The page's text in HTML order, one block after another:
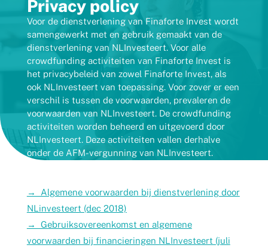
Privacy policy
Voor de dienstverlening van Finaforte Invest wordt
samengewerkt met en gebruik gemaakt van de
dienstverlening van NLInvesteert. Voor alle
crowdfunding activiteiten van Finaforte Invest is
het privacybeleid van zowel Finaforte Invest, als
ook NLInvesteert van toepassing. Voor zover er een
verschil is tussen de voorwaarden, prevaleren de
voorwaarden van NLInvesteert. De crowdfunding
activiteiten worden beheerd en uitgevoerd door
NLInvesteert. Deze activiteiten vallen derhalve
onder de AFM-vergunning van NLInvesteert.
→ Algemene voorwaarden bij dienstverlening door
NLinvesteert (dec 2018)
→ Gebruiksovereenkomst en algemene
voorwaarden bij financieringen NLInvesteert (juli